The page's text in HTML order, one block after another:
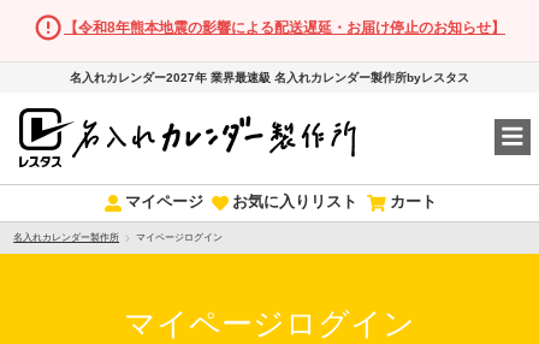
【令和8年熊本地震の影響による配送遅延・お届け停止のお知らせ】
名入れカレンダー2027年 業界最速級 名入れカレンダー製作所byレスタス
マイページ お気に入りリスト カート
名入れカレンダー製作所 マイページログイン
マイページログイン